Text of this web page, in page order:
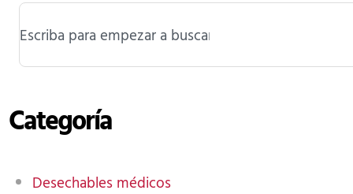
Buscar
Categoría
Desechables médicos